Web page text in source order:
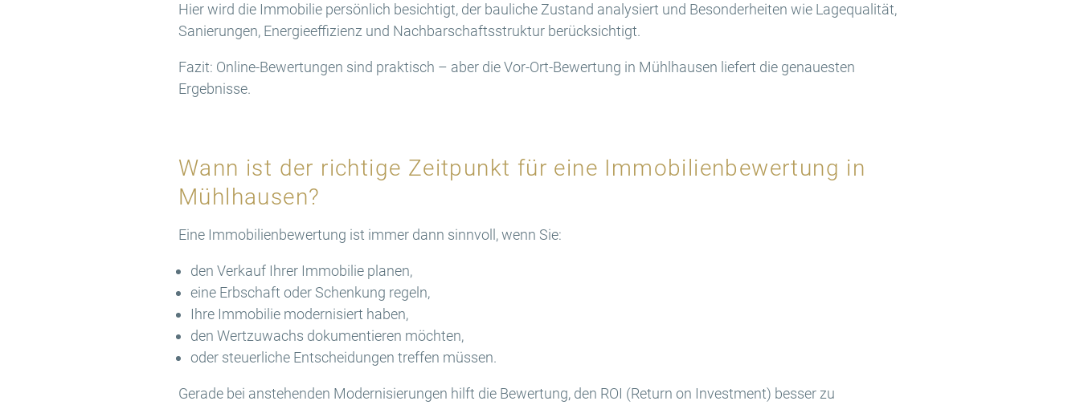
Hier wird die Immobilie persönlich besichtigt, der bauliche Zustand analysiert und Besonderheiten wie Lagequalität,
Sanierungen, Energieeffizienz und Nachbarschaftsstruktur berücksichtigt.
Fazit: Online-Bewertungen sind praktisch – aber die Vor-Ort-Bewertung in Mühlhausen liefert die genauesten
Ergebnisse.
Wann ist der richtige Zeitpunkt für eine Immobilienbewertung in
Mühlhausen?
Eine Immobilienbewertung ist immer dann sinnvoll, wenn Sie:
den Verkauf Ihrer Immobilie planen,
eine Erbschaft oder Schenkung regeln,
Ihre Immobilie modernisiert haben,
den Wertzuwachs dokumentieren möchten,
oder steuerliche Entscheidungen treffen müssen.
Gerade bei anstehenden Modernisierungen hilft die Bewertung, den ROI (Return on Investment) besser zu